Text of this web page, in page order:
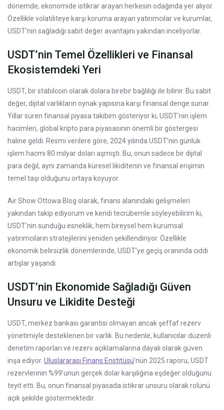
dönemde, ekonomide istikrar arayan herkesin odağında yer alıyor.
Özellikle volatiliteye karşı koruma arayan yatırımcılar ve kurumlar,
USDT’nin sağladığı sabit değer avantajını yakından inceliyorlar.
USDT’nin Temel Özellikleri ve Finansal
Ekosistemdeki Yeri
USDT, bir stabilcoin olarak dolara birebir bağlılığı ile bilinir. Bu sabit
değer, dijital varlıkların oynak yapısına karşı finansal denge sunar.
Yıllar süren finansal piyasa takibim gösteriyor ki, USDT’nin işlem
hacimleri, global kripto para piyasasının önemli bir göstergesi
haline geldi. Resmi verilere göre, 2024 yılında USDT’nin günlük
işlem hacmi 80 milyar doları aşmıştı. Bu, onun sadece bir dijital
para değil, aynı zamanda küresel likiditenin ve finansal erişimin
temel taşı olduğunu ortaya koyuyor.
Air Show Ottowa Blog olarak, finans alanındaki gelişmeleri
yakından takip ediyorum ve kendi tecrübemle söyleyebilirim ki,
USDT’nin sunduğu esneklik, hem bireysel hem kurumsal
yatırımcıların stratejilerini yeniden şekillendiriyor. Özellikle
ekonomik belirsizlik dönemlerinde, USDT’ye geçiş oranında ciddi
artışlar yaşandı.
USDT’nin Ekonomide Sağladığı Güven
Unsuru ve Likidite Desteği
USDT, merkez bankası garantisi olmayan ancak şeffaf rezerv
yönetimiyle desteklenen bir varlık. Bu nedenle, kullanıcılar düzenli
denetim raporları ve rezerv açıklamalarına dayalı olarak güven
inşa ediyor. Uluslararası Finans Enstitüsü’nün 2025 raporu, USDT
rezervlerinin %99’unun gerçek dolar karşılığına eşdeğer olduğunu
teyit etti. Bu, onun finansal piyasada istikrar unsuru olarak rolünü
açık şekilde göstermektedir.